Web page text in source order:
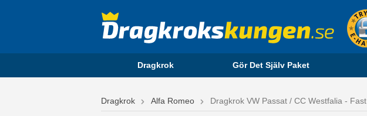
Dragkrok Gör Det Själv Paket
Dragkrok Alfa Romeo Dragkrok VW Passat / CC Westfalia - Fast